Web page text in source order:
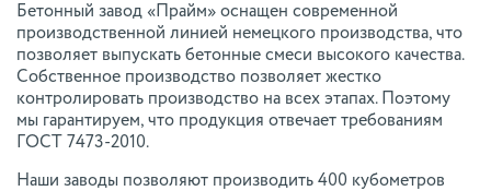
Бетонный завод «Прайм» оснащен современной
производственной линией немецкого производства, что
позволяет выпускать бетонные смеси высокого качества.
Собственное производство позволяет жестко
контролировать производство на всех этапах. Поэтому
мы гарантируем, что продукция отвечает требованиям
ГОСТ 7473-2010.
Наши заводы позволяют производить 400 кубометров